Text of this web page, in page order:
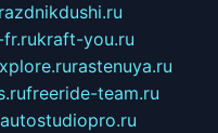
kraft-you.ru
rastenuya.ru
freeride-team.ru
autostudiopro.ru